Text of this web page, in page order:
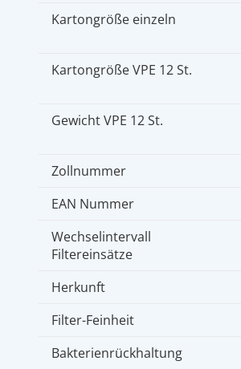
Kartongröße einzeln
Kartongröße VPE 12 St.
Gewicht VPE 12 St.
Zollnummer
EAN Nummer
Wechselintervall
Filtereinsätze
Herkunft
Filter-Feinheit
Bakterienrückhaltung